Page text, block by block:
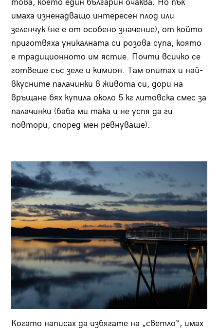
това, което един българин очаква. Но пък
имаха изненадващо интересен плод или
зеленчук (не е от особено значение), от който
приготвяха уникалната си розова супа, която
е традиционното им ястие. Почти всичко се
готвеше със зеле и кимион. Там опитах и най-
вкусните палачинки в живота си, дори на
връщане бях купила около 5 кг литовска смес за
палачинки (баба ми така и не успя да ги
повтори, според мен ревнуваше).
Когато написах да избягате на „светло“, имах